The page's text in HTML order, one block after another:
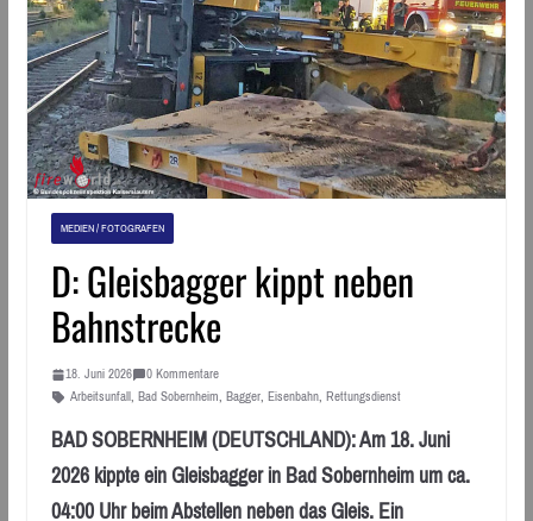
MEDIEN / FOTOGRAFEN
D: Gleisbagger kippt neben
Bahnstrecke
18. Juni 2026
0 Kommentare
Arbeitsunfall, Bad Sobernheim, Bagger, Eisenbahn, Rettungsdienst
BAD SOBERNHEIM (DEUTSCHLAND): Am 18. Juni
2026 kippte ein Gleisbagger in Bad Sobernheim um ca.
04:00 Uhr beim Abstellen neben das Gleis. Ein